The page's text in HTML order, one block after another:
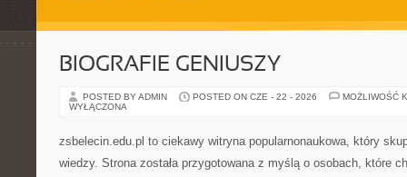
BIOGRAFIE GENIUSZY
POSTED BY ADMIN POSTED ON CZE - 22 - 2026
MOŻLIWOŚĆ
WYŁĄCZONA
zsbelecin.edu.pl to ciekawy witryna popularnonaukowa, który
wiedzy. Strona została przygotowana z myślą o osobach, które